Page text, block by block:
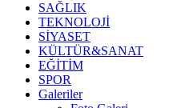
SAĞLIK
TEKNOLOJİ
SİYASET
KÜLTÜR&SANAT
EĞİTİM
SPOR
Galeriler